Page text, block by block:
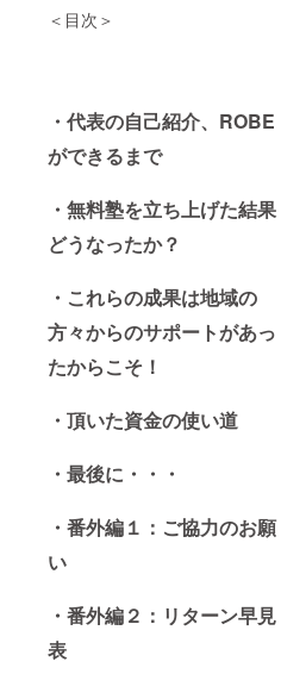
＜目次＞
・代表の自己紹介、ROBE
ができるまで
・無料塾を立ち上げた結果
どうなったか？
・これらの成果は地域の
方々からのサポートがあっ
たからこそ！
・頂いた資金の使い道
・最後に・・・
・番外編１：ご協力のお願
い
・番外編２：リターン早見
表